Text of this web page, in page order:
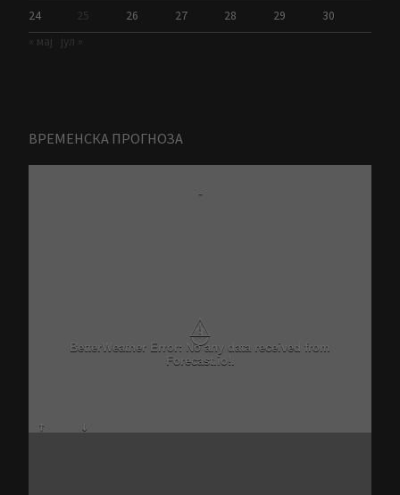
24 25 26 27 28 29
30
« мај
јул »
ВРЕМЕНСКА ПРОГНОЗА
-
⚠
BetterWeather Error: No any data received from
Forecast.io!.